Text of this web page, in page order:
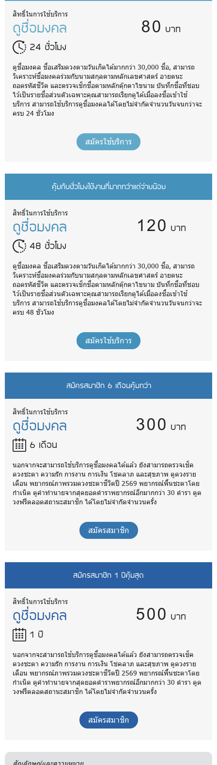
สิทธิ์ในการใช้บริการ
ดูชื่อมงคล
24 ชั่วโมง
80 บาท
ดูชื่อมงคล ชื่อเสริมดวงตามวันเกิดได้มากกว่า 30,000 ชื่อ, สามารถ
วิเคราะห์ชื่อมงคลร่วมกับนามสกุลตามหลักเลขศาสตร์ อายตนะ
ถอดรหัสชีวิต และตรวจเช็กชื่อตามหลักตุ๊กตาไขนาม บันทึกชื่อที่ชอบ
ไว้เป็นรายชื่อส่วนตัวเฉพาะคุณสามารถเรียกดูได้เมื่อลงชื่อเข้าใช้
บริการ สามารถใช้บริการดูชื่อมงคลได้โดยไม่จำกัดจำนวนวันจนกว่าจะ
ครบ 24 ชั่วโมง
สมัครใช้บริการ
คุ้มกับชั่วโมงใช้งานที่มากกว่าแต่จ่ายน้อย
สิทธิ์ในการใช้บริการ
ดูชื่อมงคล
48 ชั่วโมง
120 บาท
ดูชื่อมงคล ชื่อเสริมดวงตามวันเกิดได้มากกว่า 30,000 ชื่อ, สามารถ
วิเคราะห์ชื่อมงคลร่วมกับนามสกุลตามหลักเลขศาสตร์ อายตนะ
ถอดรหัสชีวิต และตรวจเช็กชื่อตามหลักตุ๊กตาไขนาม บันทึกชื่อที่ชอบ
ไว้เป็นรายชื่อส่วนตัวเฉพาะคุณสามารถเรียกดูได้เมื่อลงชื่อเข้าใช้
บริการ สามารถใช้บริการดูชื่อมงคลได้โดยไม่จำกัดจำนวนวันจนกว่าจะ
ครบ 48 ชั่วโมง
สมัครใช้บริการ
สมัครสมาชิก 6 เดือนคุ้มกว่า
สิทธิ์ในการใช้บริการ
ดูชื่อมงคล
6 เดือน
300 บาท
นอกจากจะสามารถใช้บริการดูชื่อมงคลได้แล้ว ยังสามารถตรวจเช็ค
ดวงชะตา ความรัก การงาน การเงิน โชคลาภ และสุขภาพ ดูดวงราย
เดือน พยากรณ์ภาพรวมดวงชะตาชีวิตปี 2569 พยากรณ์พื้นชะตาโดย
กำเนิด ดูคำทำนายจากสุดยอดตำราพยากรณ์อีกมากกว่า 30 ตำรา ดูด
วงฟรีตลอดสถานะสมาชิก ได้โดยไม่จำกัดจำนวนครั้ง
สมัครสมาชิก
สมัครสมาชิก 1 ปีคุ้มสุด
สิทธิ์ในการใช้บริการ
ดูชื่อมงคล
1 ปี
500 บาท
นอกจากจะสามารถใช้บริการดูชื่อมงคลได้แล้ว ยังสามารถตรวจเช็ค
ดวงชะตา ความรัก การงาน การเงิน โชคลาภ และสุขภาพ ดูดวงราย
เดือน พยากรณ์ภาพรวมดวงชะตาชีวิตปี 2569 พยากรณ์พื้นชะตาโดย
กำเนิด ดูคำทำนายจากสุดยอดตำราพยากรณ์อีกมากกว่า 30 ตำรา ดูด
วงฟรีตลอดสถานะสมาชิก ได้โดยไม่จำกัดจำนวนครั้ง
สมัครสมาชิก
สัญลักษณ์และความหมาย